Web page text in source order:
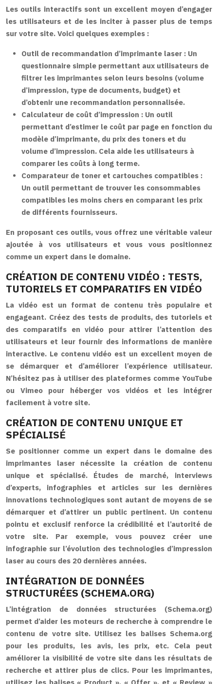
Les outils interactifs sont un excellent moyen d’engager
les utilisateurs et de les inciter à passer plus de temps
sur votre site. Voici quelques exemples :
Outil de recommandation d’imprimante laser : Un
questionnaire simple permettant aux utilisateurs de
filtrer les imprimantes selon leurs besoins (volume
d’impression, type de documents, budget) et
d’obtenir une recommandation personnalisée.
Calculateur de coût d’impression : Un outil
permettant d’estimer le coût par page en fonction du
modèle d’imprimante, du prix des toners et du
volume d’impression. Cela aide les utilisateurs à
comparer les coûts à long terme.
Comparateur de toner et cartouches compatibles :
Un outil permettant de trouver les consommables
compatibles les moins chers en comparant les prix
de différents fournisseurs.
En proposant ces outils, vous offrez une véritable valeur
ajoutée à vos utilisateurs et vous vous positionnez
comme un expert dans le domaine.
CRÉATION DE CONTENU VIDÉO : TESTS,
TUTORIELS ET COMPARATIFS EN VIDÉO
La vidéo est un format de contenu très populaire et
engageant. Créez des tests de produits, des tutoriels et
des comparatifs en vidéo pour attirer l’attention des
utilisateurs et leur fournir des informations de manière
interactive. Le contenu vidéo est un excellent moyen de
se démarquer et d’améliorer l’expérience utilisateur.
N’hésitez pas à utiliser des plateformes comme YouTube
ou Vimeo pour héberger vos vidéos et les intégrer
facilement à votre site.
CRÉATION DE CONTENU UNIQUE ET
SPÉCIALISÉ
Se positionner comme un expert dans le domaine des
imprimantes laser nécessite la création de contenu
unique et spécialisé. Études de marché, interviews
d’experts, infographies et articles sur les dernières
innovations technologiques sont autant de moyens de se
démarquer et d’attirer un public pertinent. Un contenu
pointu et exclusif renforce la crédibilité et l’autorité de
votre site. Par exemple, vous pouvez créer une
infographie sur l’évolution des technologies d’impression
laser au cours des 20 dernières années.
INTÉGRATION DE DONNÉES
STRUCTURÉES (SCHEMA.ORG)
L’intégration de données structurées (Schema.org)
permet d’aider les moteurs de recherche à comprendre le
contenu de votre site. Utilisez les balises Schema.org
pour les produits, les avis, les prix, etc. Cela peut
améliorer la visibilité de votre site dans les résultats de
recherche et attirer plus de clics. Pour les imprimantes,